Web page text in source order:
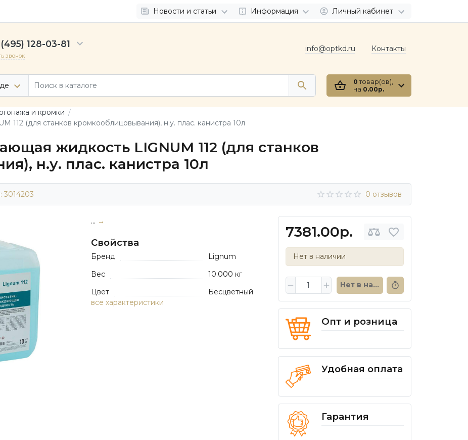
Новости и статьи Информация Личный кабинет
128-03-81
звонок
info@optkd.ru Контакты
0 товар(ов),
на 0.00р.
и кромки
112 (для станков кромкооблицовывания), н.у. плас. канистра 10л
жидкость LIGNUM 112 (для станков
н.у. плас. канистра 10л
3014203 0 отзывов
7381.00р.
Нет в наличии
Нет в наличии
Опт и розница
Удобная оплата
Гарантия
... →
Свойства
Бренд
Lignum
Вес
10.000 кг
Цвет
Бесцветный
все характеристики